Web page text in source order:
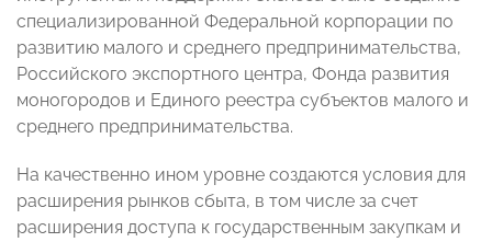
специализированной Федеральной корпорации по
развитию малого и среднего предпринимательства,
Российского экспортного центра, Фонда развития
моногородов и Единого реестра субъектов малого и
среднего предпринимательства.
На качественно ином уровне создаются условия для
расширения рынков сбыта, в том числе за счет
расширения доступа к государственным закупкам и